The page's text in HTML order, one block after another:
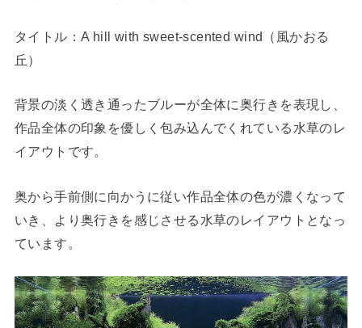
タイトル：A hill with sweet-scented wind（風かおる
丘）
背景の淡く透き通ったブルーが全体に奥行きを表現し、
作品全体の印象を優しく包み込んでくれている水草のレ
イアウトです。
奥から手前側に向かうに従い作品全体の色が濃くなって
いき、より奥行きを感じさせる水草のレイアウトとなっ
ています。